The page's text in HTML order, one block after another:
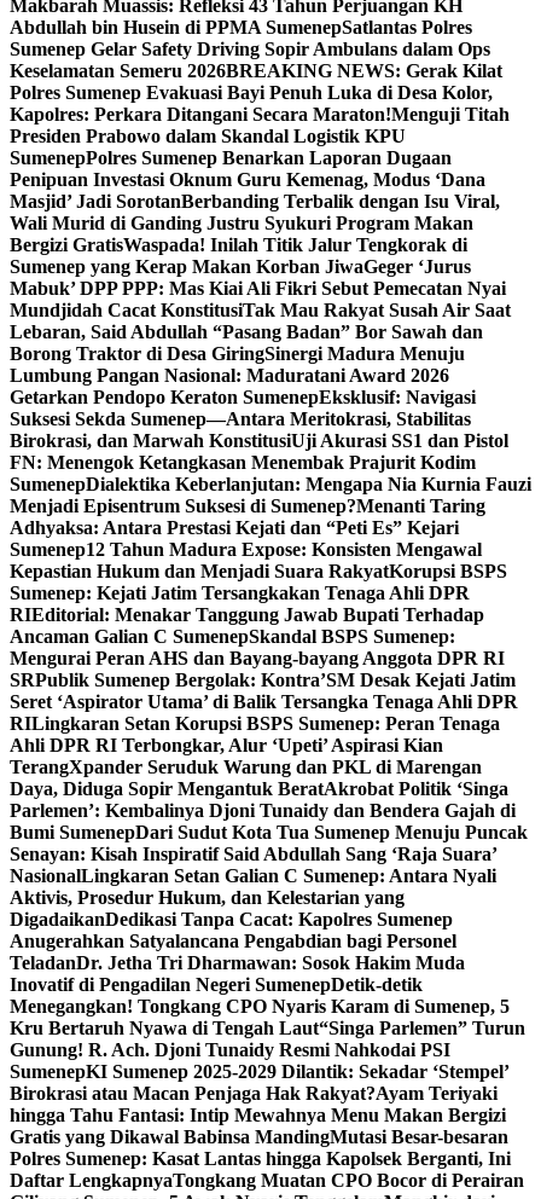
Makbarah Muassis: Refleksi 43 Tahun Perjuangan KH
Abdullah bin Husein di PPMA SumenepSatlantas Polres
Sumenep Gelar Safety Driving Sopir Ambulans dalam Ops
Keselamatan Semeru 2026BREAKING NEWS: Gerak Kilat
Polres Sumenep Evakuasi Bayi Penuh Luka di Desa Kolor,
Kapolres: Perkara Ditangani Secara Maraton!Menguji Titah
Presiden Prabowo dalam Skandal Logistik KPU
SumenepPolres Sumenep Benarkan Laporan Dugaan
Penipuan Investasi Oknum Guru Kemenag, Modus ‘Dana
Masjid’ Jadi SorotanBerbanding Terbalik dengan Isu Viral,
Wali Murid di Ganding Justru Syukuri Program Makan
Bergizi GratisWaspada! Inilah Titik Jalur Tengkorak di
Sumenep yang Kerap Makan Korban JiwaGeger ‘Jurus
Mabuk’ DPP PPP: Mas Kiai Ali Fikri Sebut Pemecatan Nyai
Mundjidah Cacat KonstitusiTak Mau Rakyat Susah Air Saat
Lebaran, Said Abdullah “Pasang Badan” Bor Sawah dan
Borong Traktor di Desa GiringSinergi Madura Menuju
Lumbung Pangan Nasional: Maduratani Award 2026
Getarkan Pendopo Keraton SumenepEksklusif: Navigasi
Suksesi Sekda Sumenep—Antara Meritokrasi, Stabilitas
Birokrasi, dan Marwah KonstitusiUji Akurasi SS1 dan Pistol
FN: Menengok Ketangkasan Menembak Prajurit Kodim
SumenepDialektika Keberlanjutan: Mengapa Nia Kurnia Fauzi
Menjadi Episentrum Suksesi di Sumenep?Menanti Taring
Adhyaksa: Antara Prestasi Kejati dan “Peti Es” Kejari
Sumenep12 Tahun Madura Expose: Konsisten Mengawal
Kepastian Hukum dan Menjadi Suara RakyatKorupsi BSPS
Sumenep: Kejati Jatim Tersangkakan Tenaga Ahli DPR
RIEditorial: Menakar Tanggung Jawab Bupati Terhadap
Ancaman Galian C SumenepSkandal BSPS Sumenep:
Mengurai Peran AHS dan Bayang-bayang Anggota DPR RI
SRPublik Sumenep Bergolak: Kontra’SM Desak Kejati Jatim
Seret ‘Aspirator Utama’ di Balik Tersangka Tenaga Ahli DPR
RILingkaran Setan Korupsi BSPS Sumenep: Peran Tenaga
Ahli DPR RI Terbongkar, Alur ‘Upeti’ Aspirasi Kian
TerangXpander Seruduk Warung dan PKL di Marengan
Daya, Diduga Sopir Mengantuk BeratAkrobat Politik ‘Singa
Parlemen’: Kembalinya Djoni Tunaidy dan Bendera Gajah di
Bumi SumenepDari Sudut Kota Tua Sumenep Menuju Puncak
Senayan: Kisah Inspiratif Said Abdullah Sang ‘Raja Suara’
NasionalLingkaran Setan Galian C Sumenep: Antara Nyali
Aktivis, Prosedur Hukum, dan Kelestarian yang
DigadaikanDedikasi Tanpa Cacat: Kapolres Sumenep
Anugerahkan Satyalancana Pengabdian bagi Personel
TeladanDr. Jetha Tri Dharmawan: Sosok Hakim Muda
Inovatif di Pengadilan Negeri SumenepDetik-detik
Menegangkan! Tongkang CPO Nyaris Karam di Sumenep, 5
Kru Bertaruh Nyawa di Tengah Laut“Singa Parlemen” Turun
Gunung! R. Ach. Djoni Tunaidy Resmi Nahkodai PSI
SumenepKI Sumenep 2025-2029 Dilantik: Sekadar ‘Stempel’
Birokrasi atau Macan Penjaga Hak Rakyat?Ayam Teriyaki
hingga Tahu Fantasi: Intip Mewahnya Menu Makan Bergizi
Gratis yang Dikawal Babinsa MandingMutasi Besar-besaran
Polres Sumenep: Kasat Lantas hingga Kapolsek Berganti, Ini
Daftar LengkapnyaTongkang Muatan CPO Bocor di Perairan